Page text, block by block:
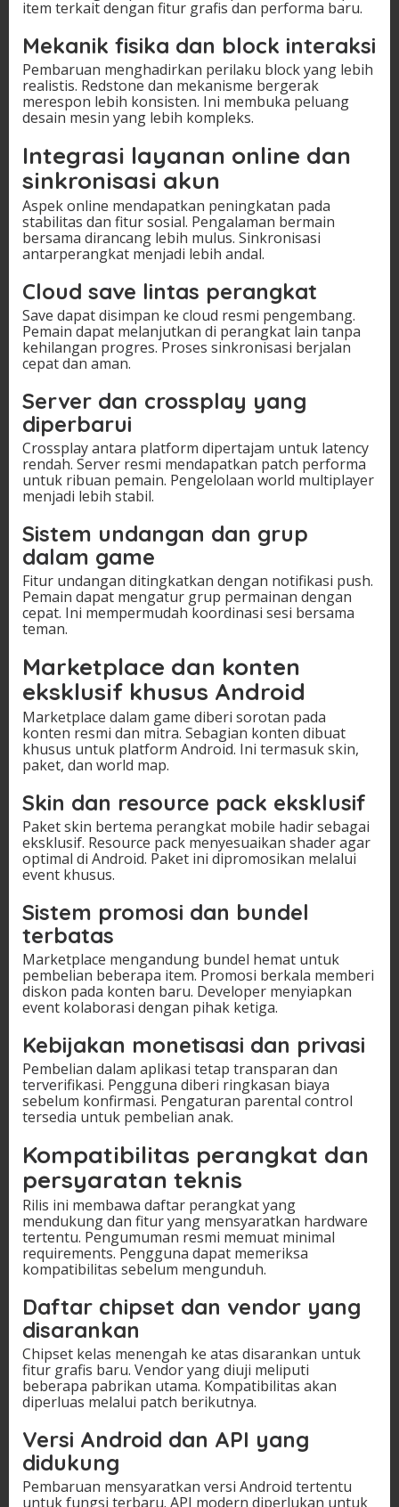
item terkait dengan fitur grafis dan performa baru.
Mekanik fisika dan block interaksi
Pembaruan menghadirkan perilaku block yang lebih
realistis. Redstone dan mekanisme bergerak
merespon lebih konsisten. Ini membuka peluang
desain mesin yang lebih kompleks.
Integrasi layanan online dan
sinkronisasi akun
Aspek online mendapatkan peningkatan pada
stabilitas dan fitur sosial. Pengalaman bermain
bersama dirancang lebih mulus. Sinkronisasi
antarperangkat menjadi lebih andal.
Cloud save lintas perangkat
Save dapat disimpan ke cloud resmi pengembang.
Pemain dapat melanjutkan di perangkat lain tanpa
kehilangan progres. Proses sinkronisasi berjalan
cepat dan aman.
Server dan crossplay yang
diperbarui
Crossplay antara platform dipertajam untuk latency
rendah. Server resmi mendapatkan patch performa
untuk ribuan pemain. Pengelolaan world multiplayer
menjadi lebih stabil.
Sistem undangan dan grup
dalam game
Fitur undangan ditingkatkan dengan notifikasi push.
Pemain dapat mengatur grup permainan dengan
cepat. Ini mempermudah koordinasi sesi bersama
teman.
Marketplace dan konten
eksklusif khusus Android
Marketplace dalam game diberi sorotan pada
konten resmi dan mitra. Sebagian konten dibuat
khusus untuk platform Android. Ini termasuk skin,
paket, dan world map.
Skin dan resource pack eksklusif
Paket skin bertema perangkat mobile hadir sebagai
eksklusif. Resource pack menyesuaikan shader agar
optimal di Android. Paket ini dipromosikan melalui
event khusus.
Sistem promosi dan bundel
terbatas
Marketplace mengandung bundel hemat untuk
pembelian beberapa item. Promosi berkala memberi
diskon pada konten baru. Developer menyiapkan
event kolaborasi dengan pihak ketiga.
Kebijakan monetisasi dan privasi
Pembelian dalam aplikasi tetap transparan dan
terverifikasi. Pengguna diberi ringkasan biaya
sebelum konfirmasi. Pengaturan parental control
tersedia untuk pembelian anak.
Kompatibilitas perangkat dan
persyaratan teknis
Rilis ini membawa daftar perangkat yang
mendukung dan fitur yang mensyaratkan hardware
tertentu. Pengumuman resmi memuat minimal
requirements. Pengguna dapat memeriksa
kompatibilitas sebelum mengunduh.
Daftar chipset dan vendor yang
disarankan
Chipset kelas menengah ke atas disarankan untuk
fitur grafis baru. Vendor yang diuji meliputi
beberapa pabrikan utama. Kompatibilitas akan
diperluas melalui patch berikutnya.
Versi Android dan API yang
didukung
Pembaruan mensyaratkan versi Android tertentu
untuk fungsi terbaru. API modern diperlukan untuk